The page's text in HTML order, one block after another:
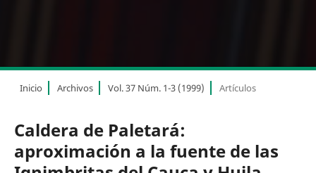
Inicio Archivos Vol. 37 Núm. 1-3 (1999) Artículos
Caldera de Paletará:
aproximación a la fuente de las